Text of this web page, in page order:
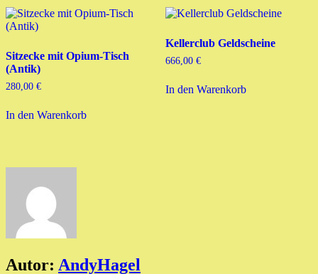
Sitzecke mit Opium-Tisch
(Antik)
280,00 €
In den Warenkorb
Kellerclub Geldscheine
666,00 €
In den Warenkorb
Autor: AndyHagel